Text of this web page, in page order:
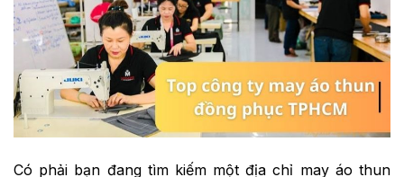
Có phải bạn đang tìm kiếm một địa chỉ may áo thun